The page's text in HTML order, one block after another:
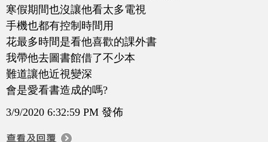
寒假期間也沒讓他看太多電視
手機也都有控制時間用
花最多時間是看他喜歡的課外書
我帶他去圖書館借了不少本
難道讓他近視變深
會是愛看書造成的嗎?
3/9/2020 6:32:59 PM 發佈